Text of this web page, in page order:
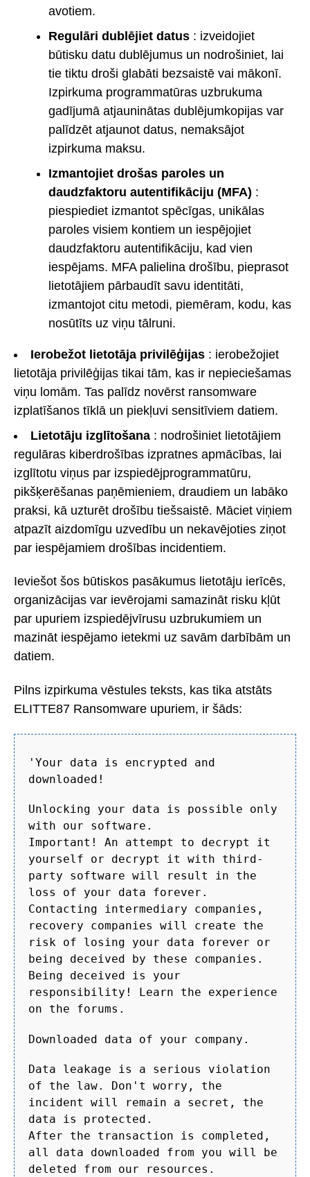
avotiem.
Regulāri dublējiet datus : izveidojiet
būtisku datu dublējumus un nodrošiniet, lai
tie tiktu droši glabāti bezsaistē vai mākonī.
Izpirkuma programmatūras uzbrukuma
gadījumā atjauninātas dublējumkopijas var
palīdzēt atjaunot datus, nemaksājot
izpirkuma maksu.
Izmantojiet drošas paroles un
daudzfaktoru autentifikāciju (MFA) :
piespiediet izmantot spēcīgas, unikālas
paroles visiem kontiem un iespējojiet
daudzfaktoru autentifikāciju, kad vien
iespējams. MFA palielina drošību, pieprasot
lietotājiem pārbaudīt savu identitāti,
izmantojot citu metodi, piemēram, kodu, kas
nosūtīts uz viņu tālruni.
Ierobežot lietotāja privilēģijas : ierobežojiet
lietotāja privilēģijas tikai tām, kas ir nepieciešamas
viņu lomām. Tas palīdz novērst ransomware
izplatīšanos tīklā un piekļuvi sensitīviem datiem.
Lietotāju izglītošana : nodrošiniet lietotājiem
regulāras kiberdrošības izpratnes apmācības, lai
izglītotu viņus par izspiedējprogrammatūru,
pikšķerēšanas paņēmieniem, draudiem un labāko
praksi, kā uzturēt drošību tiešsaistē. Māciet viņiem
atpazīt aizdomīgu uzvedību un nekavējoties ziņot
par iespējamiem drošības incidentiem.
Ieviešot šos būtiskos pasākumus lietotāju ierīcēs,
organizācijas var ievērojami samazināt risku kļūt
par upuriem izspiedējvīrusu uzbrukumiem un
mazināt iespējamo ietekmi uz savām darbībām un
datiem.
Pilns izpirkuma vēstules teksts, kas tika atstāts
ELITTE87 Ransomware upuriem, ir šāds:
'Your data is encrypted and
downloaded!
Unlocking your data is possible only
with our software.
Important! An attempt to decrypt it
yourself or decrypt it with third-
party software will result in the
loss of your data forever.
Contacting intermediary companies,
recovery companies will create the
risk of losing your data forever or
being deceived by these companies.
Being deceived is your
responsibility! Learn the experience
on the forums.
Downloaded data of your company.
Data leakage is a serious violation
of the law. Don't worry, the
incident will remain a secret, the
data is protected.
After the transaction is completed,
all data downloaded from you will be
deleted from our resources.